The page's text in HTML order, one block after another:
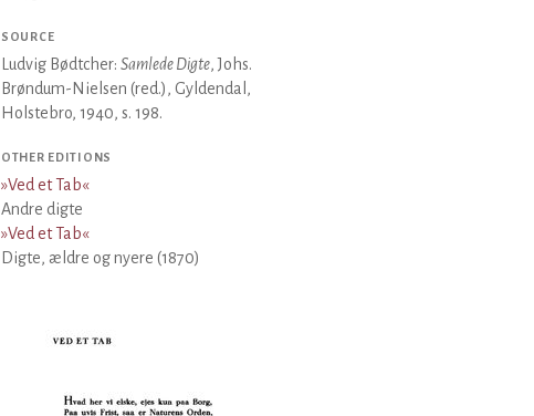
SOURCE
Ludvig Bødtcher: Samlede Digte, Johs.
Brøndum-Nielsen (red.), Gyldendal,
Holstebro, 1940, s. 198.
OTHER EDITIONS
»Ved et Tab«
Andre digte
»Ved et Tab«
Digte, ældre og nyere (1870)